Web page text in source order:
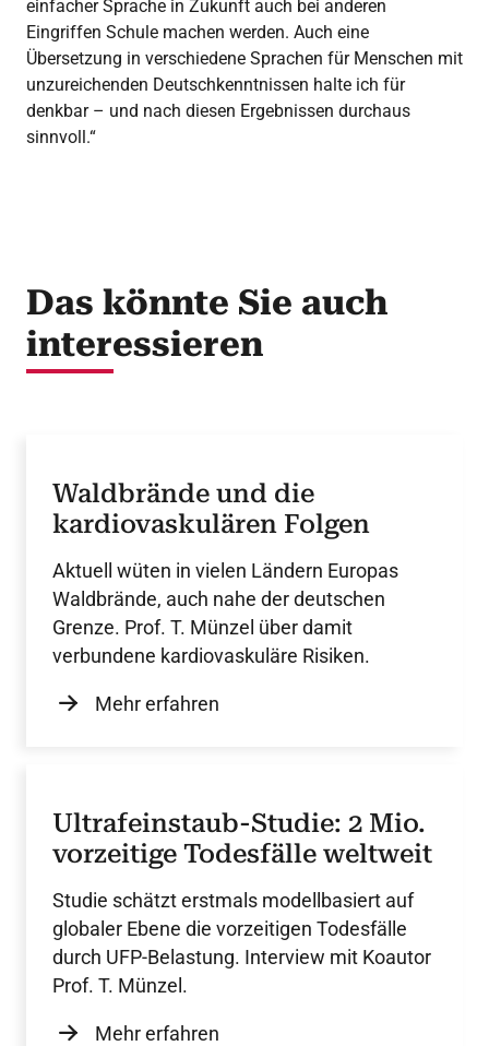
einfacher Sprache in Zukunft auch bei anderen
Eingriffen Schule machen werden. Auch eine
Übersetzung in verschiedene Sprachen für Menschen mit
unzureichenden Deutschkenntnissen halte ich für
denkbar – und nach diesen Ergebnissen durchaus
sinnvoll.“
Das könnte Sie auch
interessieren
Waldbrände und die
kardiovaskulären Folgen
Aktuell wüten in vielen Ländern Europas
Waldbrände, auch nahe der deutschen
Grenze. Prof. T. Münzel über damit
verbundene kardiovaskuläre Risiken.
Mehr erfahren
Ultrafeinstaub-Studie: 2 Mio.
vorzeitige Todesfälle weltweit
Studie schätzt erstmals modellbasiert auf
globaler Ebene die vorzeitigen Todesfälle
durch UFP-Belastung. Interview mit Koautor
Prof. T. Münzel.
Mehr erfahren